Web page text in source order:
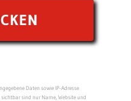
Daten sowie IP-Adresse
sind nur Name, Website und